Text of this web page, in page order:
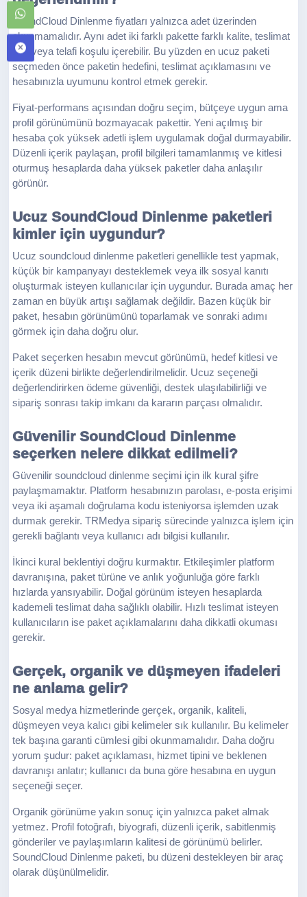
SoundCloud Dinlenme fiyatları yalnızca adet üzerinden
okunmamalıdır. Aynı adet iki farklı pakette farklı kalite, teslimat
hızı veya telafi koşulu içerebilir. Bu yüzden en ucuz paketi
seçmeden önce paketin hedefini, teslimat açıklamasını ve
hesabınızla uyumunu kontrol etmek gerekir.
Fiyat-performans açısından doğru seçim, bütçeye uygun ama
profil görünümünü bozmayacak pakettir. Yeni açılmış bir
hesaba çok yüksek adetli işlem uygulamak doğal durmayabilir.
Düzenli içerik paylaşan, profil bilgileri tamamlanmış ve kitlesi
oturmuş hesaplarda daha yüksek paketler daha anlaşılır
görünür.
Ucuz SoundCloud Dinlenme paketleri
kimler için uygundur?
Ucuz soundcloud dinlenme paketleri genellikle test yapmak,
küçük bir kampanyayı desteklemek veya ilk sosyal kanıtı
oluşturmak isteyen kullanıcılar için uygundur. Burada amaç her
zaman en büyük artışı sağlamak değildir. Bazen küçük bir
paket, hesabın görünümünü toparlamak ve sonraki adımı
görmek için daha doğru olur.
Paket seçerken hesabın mevcut görünümü, hedef kitlesi ve
içerik düzeni birlikte değerlendirilmelidir. Ucuz seçeneği
değerlendirirken ödeme güvenliği, destek ulaşılabilirliği ve
sipariş sonrası takip imkanı da kararın parçası olmalıdır.
Güvenilir SoundCloud Dinlenme
seçerken nelere dikkat edilmeli?
Güvenilir soundcloud dinlenme seçimi için ilk kural şifre
paylaşmamaktır. Platform hesabınızın parolası, e-posta erişimi
veya iki aşamalı doğrulama kodu isteniyorsa işlemden uzak
durmak gerekir. TRMedya sipariş sürecinde yalnızca işlem için
gerekli bağlantı veya kullanıcı adı bilgisi kullanılır.
İkinci kural beklentiyi doğru kurmaktır. Etkileşimler platform
davranışına, paket türüne ve anlık yoğunluğa göre farklı
hızlarda yansıyabilir. Doğal görünüm isteyen hesaplarda
kademeli teslimat daha sağlıklı olabilir. Hızlı teslimat isteyen
kullanıcıların ise paket açıklamalarını daha dikkatli okuması
gerekir.
Gerçek, organik ve düşmeyen ifadeleri
ne anlama gelir?
Sosyal medya hizmetlerinde gerçek, organik, kaliteli,
düşmeyen veya kalıcı gibi kelimeler sık kullanılır. Bu kelimeler
tek başına garanti cümlesi gibi okunmamalıdır. Daha doğru
yorum şudur: paket açıklaması, hizmet tipini ve beklenen
davranışı anlatır; kullanıcı da buna göre hesabına en uygun
seçeneği seçer.
Organik görünüme yakın sonuç için yalnızca paket almak
yetmez. Profil fotoğrafı, biyografi, düzenli içerik, sabitlenmiş
gönderiler ve paylaşımların kalitesi de görünümü belirler.
SoundCloud Dinlenme paketi, bu düzeni destekleyen bir araç
olarak düşünülmelidir.